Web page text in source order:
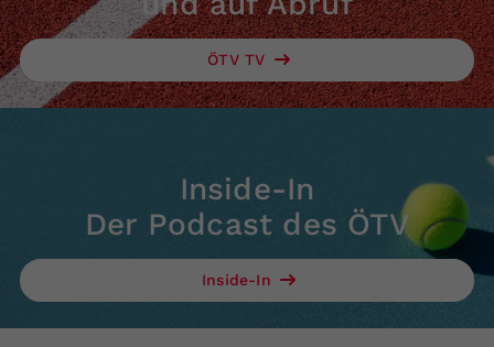
ÖTV TV
Inside-In
Der Podcast des ÖTV
Inside-In